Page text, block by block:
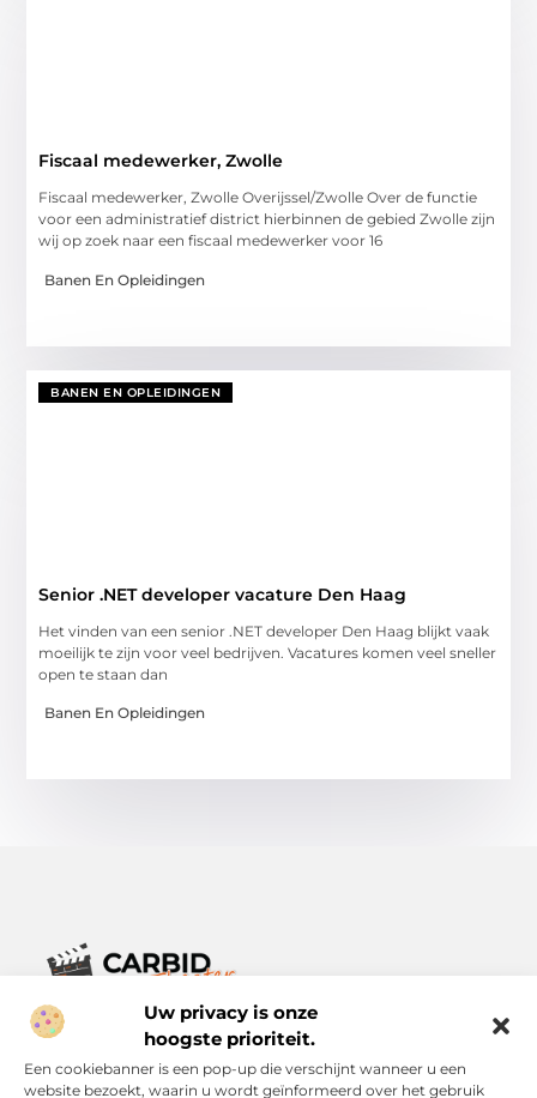
Uw privacy is onze
hoogste prioriteit.
Een cookiebanner is een pop-up die verschijnt wanneer u een
website bezoekt, waarin u wordt geïnformeerd over het gebruik
Fiscaal medewerker, Zwolle
Fiscaal medewerker, Zwolle Overijssel/Zwolle Over de functie
voor een administratief district hierbinnen de gebied Zwolle zijn
wij op zoek naar een fiscaal medewerker voor 16
Banen En Opleidingen
BANEN EN OPLEIDINGEN
Senior .NET developer vacature Den Haag
Het vinden van een senior .NET developer Den Haag blijkt vaak
moeilijk te zijn voor veel bedrijven. Vacatures komen veel sneller
open te staan dan
Banen En Opleidingen
Verhalen die het alledaagse leven verrijken.
Ontdek een breed scala aan blogs en artikelen die je inspireren,
informeren en verrijken – voor elke dag, voor iedereen.